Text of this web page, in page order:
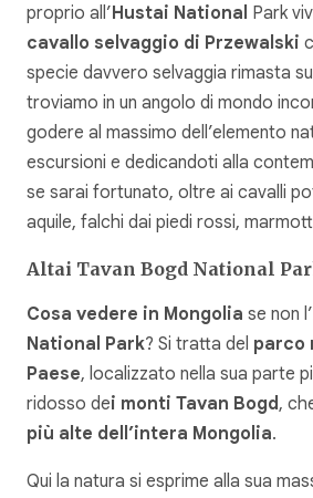
proprio all’Hustai National Park
cavallo selvaggio di Przewalski
specie davvero selvaggia rimasta
troviamo in un angolo di mondo
godere al massimo dell’elemento
escursioni e dedicandoti alla
se sarai fortunato, oltre ai cavalli
aquile, falchi dai piedi rossi,
Altai Tavan Bogd National
Cosa vedere in Mongolia se non l’
National Park? Si tratta del parco
Paese, localizzato nella sua parte
ridosso dei monti Tavan Bogd ,
più alte dell’intera Mongolia.
Qui la natura si esprime alla sua